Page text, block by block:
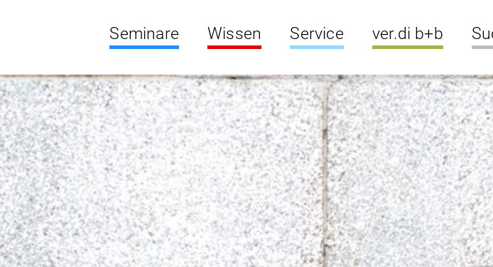
Seminare Wissen Service ver.di b+b